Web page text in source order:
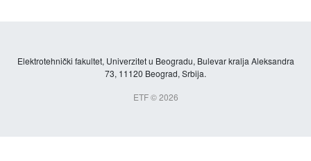
Elektrotehnički fakultet, Univerzitet u Beogradu, Bulevar kralja Aleksandra
73, 11120 Beograd, Srbija.
ETF © 2026